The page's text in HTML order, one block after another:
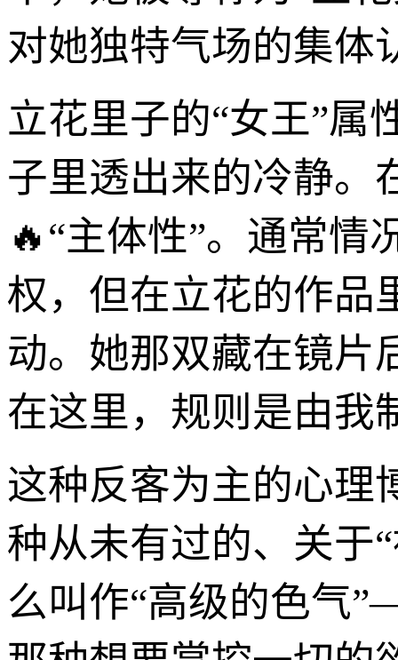
对她独特气场的集体
立花里子的“女王”属
子里透出来的冷静。
🔥“主体性”。通常
权，但在立花的作品
动。她那双藏在镜片
在这里，规则是由我
这种反客为主的心理
种从未有过的、关于
么叫作“高级的色气